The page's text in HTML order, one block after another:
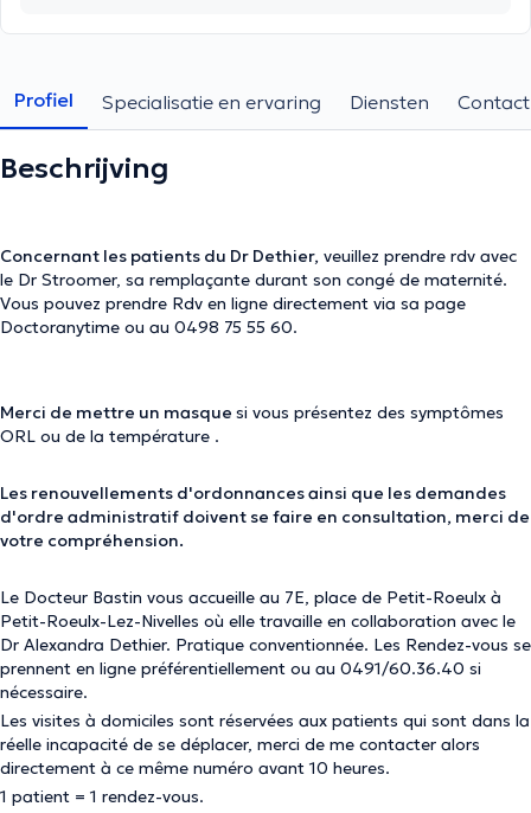
Profiel Specialisatie en ervaring Diensten Contact
Beschrijving
Concernant les patients du Dr Dethier, veuillez prendre rdv avec
le Dr Stroomer, sa remplaçante durant son congé de maternité.
Vous pouvez prendre Rdv en ligne directement via sa page
Doctoranytime ou au 0498 75 55 60.
Merci de mettre un masque si vous présentez des symptômes
ORL ou de la température .
Les renouvellements d'ordonnances ainsi que les demandes
d'ordre administratif doivent se faire en consultation, merci de
votre compréhension.
Le Docteur Bastin vous accueille au 7E, place de Petit-Roeulx à
Petit-Roeulx-Lez-Nivelles où elle travaille en collaboration avec le
Dr Alexandra Dethier. Pratique conventionnée. Les Rendez-vous se
prennent en ligne préférentiellement ou au 0491/60.36.40 si
nécessaire.
Les visites à domiciles sont réservées aux patients qui sont dans la
réelle incapacité de se déplacer, merci de me contacter alors
directement à ce même numéro avant 10 heures.
1 patient = 1 rendez-vous.